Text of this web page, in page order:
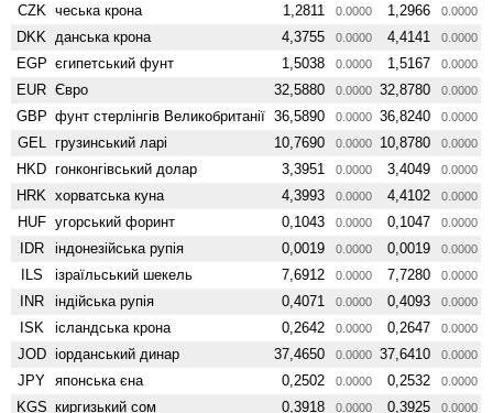
CZK чеська крона 1,2811 0.0000 1,2966 0.0000
DKK данська крона 4,3755 0.0000 4,4141 0.0000
EGP єгипетський фунт 1,5038 0.0000 1,5167 0.0000
EUR Євро 32,5880 0.0000 32,8780 0.0000
GBP фунт стерлінгів Велико­британії 36,5890 0.0000 36,8240 0.0000
GEL грузинський ларі 10,7690 0.0000 10,8780 0.0000
HKD гонконгівський долар 3,3951 0.0000 3,4049 0.0000
HRK хорватська куна 4,3993 0.0000 4,4102 0.0000
HUF угорський форинт 0,1043 0.0000 0,1047 0.0000
IDR індонезійська рупія 0,0019 0.0000 0,0019 0.0000
ILS ізраїльський шекель 7,6912 0.0000 7,7280 0.0000
INR індійська рупія 0,4071 0.0000 0,4093 0.0000
ISK ісландська крона 0,2642 0.0000 0,2647 0.0000
JOD іорданський динар 37,4650 0.0000 37,6410 0.0000
JPY японська єна 0,2502 0.0000 0,2532 0.0000
KGS киргизький сом 0,3918 0.0000 0,3925 0.0000